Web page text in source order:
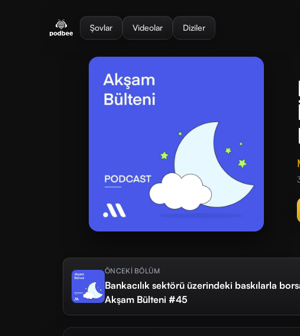
Şovlar Videolar Diziler
ÖNCEKİ BÖLÜM
Bankacılık sektörü üzerindeki baskılarla
Akşam Bülteni #45